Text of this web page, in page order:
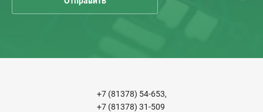
+7 (81378) 54-653,
+7 (81378) 31-509